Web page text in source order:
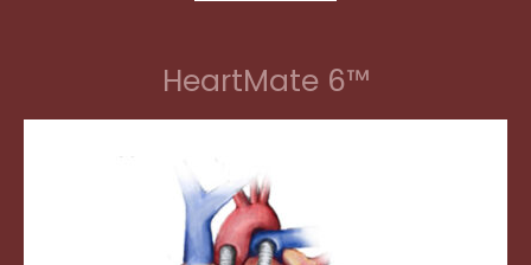
HeartMate 6™